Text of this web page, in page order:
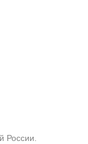
России.